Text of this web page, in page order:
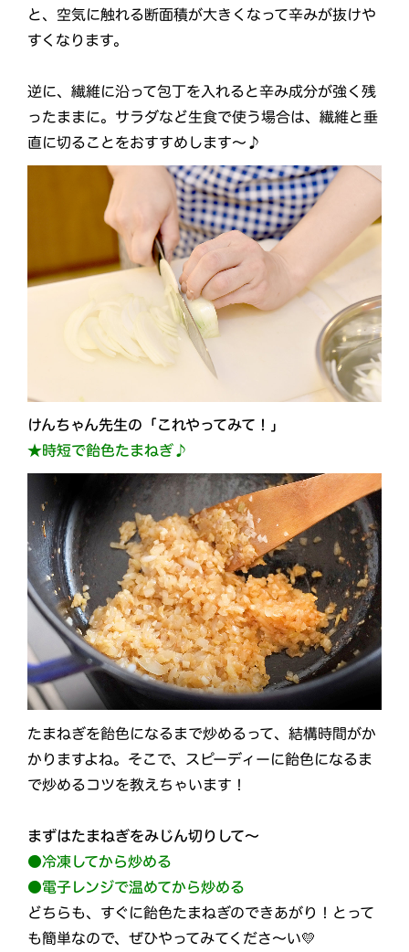
と、空気に触れる断面積が大きくなって辛みが抜けや
すくなります。
逆に、繊維に沿って包丁を入れると辛み成分が強く残
ったままに。サラダなど生食で使う場合は、繊維と垂
直に切ることをおすすめします～♪
けんちゃん先生の「これやってみて！」
★時短で飴色たまねぎ♪
たまねぎを飴色になるまで炒めるって、結構時間がか
かりますよね。そこで、スピーディーに飴色になるま
で炒めるコツを教えちゃいます！
まずはたまねぎをみじん切りして～
●冷凍してから炒める
●電子レンジで温めてから炒める
どちらも、すぐに飴色たまねぎのできあがり！とって
も簡単なので、ぜひやってみてくださ～い💛